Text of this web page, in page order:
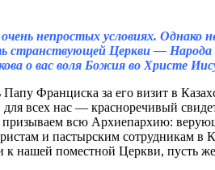
непростых условиях. Однако
Церкви — Народа
о вас воля Божия во Христе
Франциска за его визит в
всех нас — красноречивый
призываем всю Архиепархию:
и пастырским сотрудникам
нашей поместной Церкви, пусть